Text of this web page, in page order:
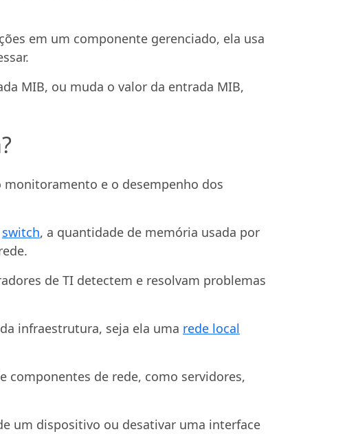
em um componente gerenciado, ela usa
MIB, ou muda o valor da entrada MIB,
e o desempenho dos
switch, a quantidade de memória usada por
de TI detectem e resolvam problemas
infraestrutura, seja ela uma rede local
componentes de rede, como servidores,
um dispositivo ou desativar uma interface